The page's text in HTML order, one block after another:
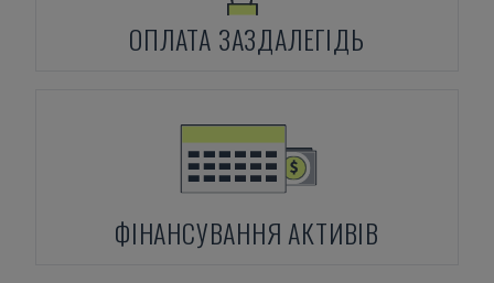
ОПЛАТА ЗАЗДАЛЕГІДЬ
ФІНАНСУВАННЯ АКТИВІВ